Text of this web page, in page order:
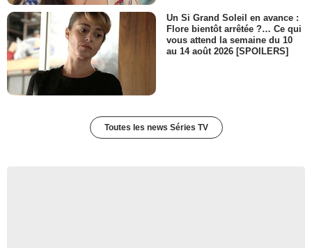
Un Si Grand Soleil en avance :
Flore bientôt arrêtée ?… Ce qui
vous attend la semaine du 10
au 14 août 2026 [SPOILERS]
Toutes les news Séries TV